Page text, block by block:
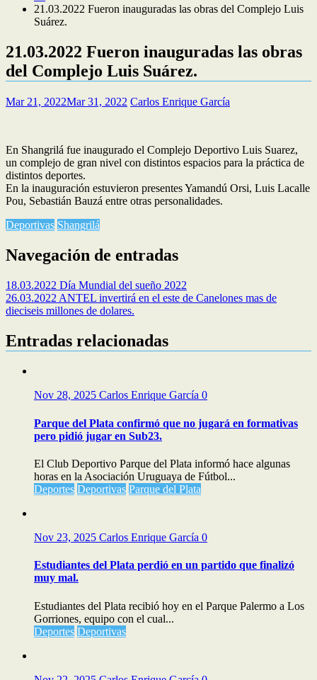
21.03.2022 Fueron inauguradas las obras del Complejo Luis
Suárez.
21.03.2022 Fueron inauguradas las obras
del Complejo Luis Suárez.
Mar 21, 2022Mar 31, 2022 Carlos Enrique García
En Shangrilá fue inaugurado el Complejo Deportivo Luis Suarez,
un complejo de gran nivel con distintos espacios para la práctica de
distintos deportes.
En la inauguración estuvieron presentes Yamandú Orsi, Luis Lacalle
Pou, Sebastián Bauzá entre otras personalidades.
Deportivas Shangrilá
Navegación de entradas
18.03.2022 Día Mundial del sueño 2022
26.03.2022 ANTEL invertirá en el este de Canelones mas de
dieciseis millones de dolares.
Entradas relacionadas
Nov 28, 2025 Carlos Enrique García 0
Parque del Plata confirmó que no jugará en formativas
pero pidió jugar en Sub23.
El Club Deportivo Parque del Plata informó hace algunas
horas en la Asociación Uruguaya de Fútbol...
Deportes Deportivas Parque del Plata
Nov 23, 2025 Carlos Enrique García 0
Estudiantes del Plata perdió en un partido que finalizó
muy mal.
Estudiantes del Plata recibió hoy en el Parque Palermo a Los
Gorriones, equipo con el cual...
Deportes Deportivas